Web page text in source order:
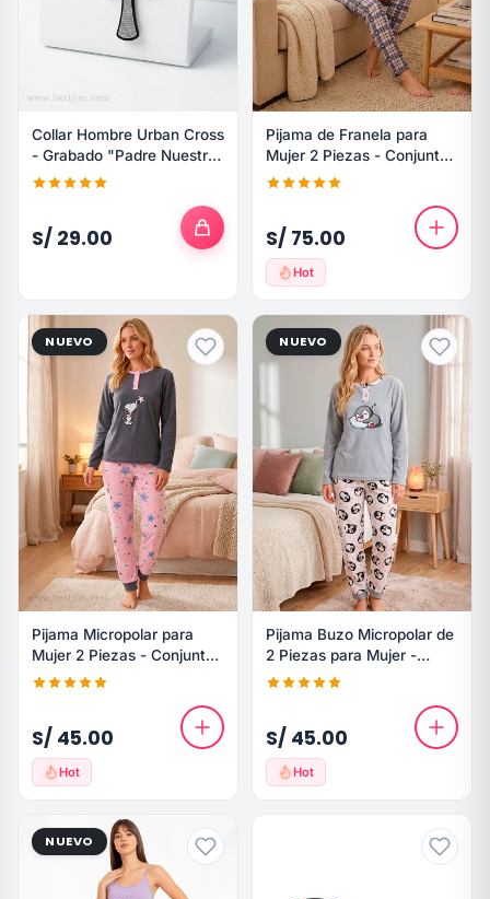
Collar Hombre Urban Cross
- Grabado "Padre Nuestro"
Acero Negro
S/ 29.00
Pijama de Franela para
Mujer 2 Piezas - Conjunto
de Invierno Estampado
S/ 75.00
Hot
NUEVO
Pijama Micropolar para
Mujer 2 Piezas - Conjunto
Buzo Estrellas y Snoopy
S/ 45.00
Hot
NUEVO
Pijama Buzo Micropolar de
2 Piezas para Mujer -
Diseño Pingüino
S/ 45.00
Hot
NUEVO